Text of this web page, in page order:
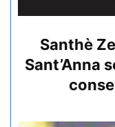
Santhè
Sant’Anna